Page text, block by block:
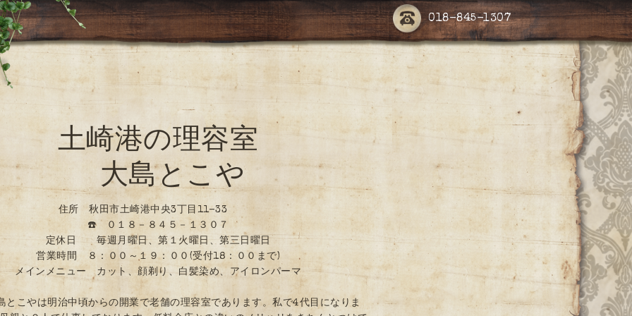
018-845-1307
土崎港の理容室
大島とこや
住所 秋田市土崎港中央3丁目11-33
☎️ ０１８－８４５－１３０７
定休日 毎週月曜日、第１火曜日、第三日曜日
営業時間 ８：００～１９：００(受付18：００まで)
メインメニュー カット、顔剃り、白髪染め、アイロンパーマ
とこやは明治中頃からの開業で老舗の理容室であります。私で4代目になりま